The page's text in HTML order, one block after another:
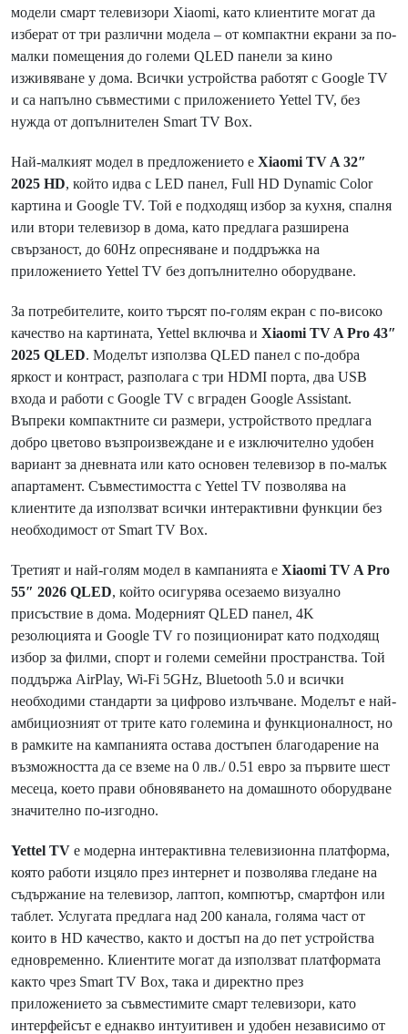
модели смарт телевизори Xiaomi, като клиентите могат да
изберат от три различни модела – от компактни екрани за по-
малки помещения до големи QLED панели за кино
изживяване у дома. Всички устройства работят с Google TV
и са напълно съвместими с приложението Yettel TV, без
нужда от допълнителен Smart TV Box.
Най-малкият модел в предложението е Xiaomi TV A 32″
2025 HD, който идва с LED панел, Full HD Dynamic Color
картина и Google TV. Той е подходящ избор за кухня, спалня
или втори телевизор в дома, като предлага разширена
свързаност, до 60Hz опресняване и поддръжка на
приложението Yettel TV без допълнително оборудване.
За потребителите, които търсят по-голям екран с по-високо
качество на картината, Yettel включва и Xiaomi TV A Pro 43″
2025 QLED. Моделът използва QLED панел с по-добра
яркост и контраст, разполага с три HDMI порта, два USB
входа и работи с Google TV с вграден Google Assistant.
Въпреки компактните си размери, устройството предлага
добро цветово възпроизвеждане и е изключително удобен
вариант за дневната или като основен телевизор в по-малък
апартамент. Съвместимостта с Yettel TV позволява на
клиентите да използват всички интерактивни функции без
необходимост от Smart TV Box.
Третият и най-голям модел в кампанията е Xiaomi TV A Pro
55″ 2026 QLED, който осигурява осезаемо визуално
присъствие в дома. Модерният QLED панел, 4K
резолюцията и Google TV го позиционират като подходящ
избор за филми, спорт и големи семейни пространства. Той
поддържа AirPlay, Wi-Fi 5GHz, Bluetooth 5.0 и всички
необходими стандарти за цифрово излъчване. Моделът е най-
амбициозният от трите като големина и функционалност, но
в рамките на кампанията остава достъпен благодарение на
възможността да се вземе на 0 лв./ 0.51 евро за първите шест
месеца, което прави обновяването на домашното оборудване
значително по-изгодно.
Yettel TV е модерна интерактивна телевизионна платформа,
която работи изцяло през интернет и позволява гледане на
съдържание на телевизор, лаптоп, компютър, смартфон или
таблет. Услугата предлага над 200 канала, голяма част от
които в HD качество, както и достъп на до пет устройства
едновременно. Клиентите могат да използват платформата
както чрез Smart TV Box, така и директно през
приложението за съвместимите смарт телевизори, като
интерфейсът е еднакво интуитивен и удобен независимо от